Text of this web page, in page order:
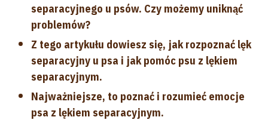
separacyjnego u psów. Czy możemy uniknąć
problemów?
Z tego artykułu dowiesz się, jak rozpoznać lęk
separacyjny u psa i jak pomóc psu z lękiem
separacyjnym.
Najważniejsze, to poznać i rozumieć emocje
psa z lękiem separacyjnym.